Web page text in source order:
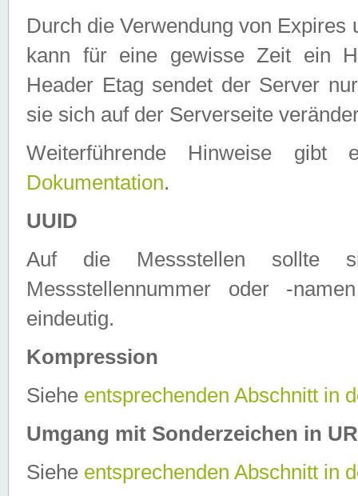
Durch die Verwendung von
kann für eine gewisse Zeit ein
Header Etag sendet der Server
sie sich auf der Serverseite
Weiterführende Hinweise
Dokumentation.
UUID
Auf die Messstellen sollte
Messstellennummer oder -
eindeutig.
Kompression
Siehe entsprechenden Abschnitt in
Umgang mit Sonderzeichen in
Siehe entsprechenden Abschnitt in